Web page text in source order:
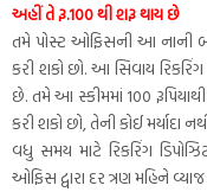
અહીં તે રૂ.100 થી શરૂ થાય છે
તમે પોસ્ટ ઓફિસની આ નાની
કરી શકો છો. આ સિવાય
છે. તમે આ સ્કીમમાં 100
કરી શકો છો, તેની કોઈ
વધુ સમય માટે રિકરિંગ
ઓફિસ દ્વારા દર ત્રણ મહિને